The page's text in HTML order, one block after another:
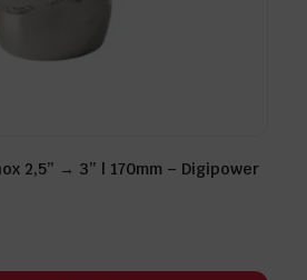
2,5” → 3” | 170mm – Digipower